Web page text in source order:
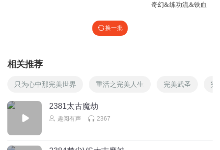
奇幻&练功流&铁血
换一批
相关推荐
只为心中那完美世界 重活之完美人生 完美武圣 完
2381太古魔劫
趣阅有声 2367